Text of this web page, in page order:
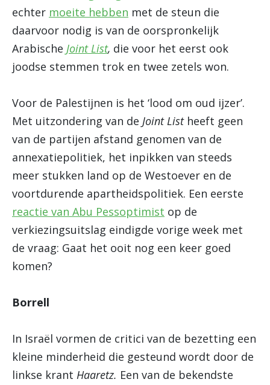
echter moeite hebben met de steun die
daarvoor nodig is van de oorspronkelijk
Arabische Joint List, die voor het eerst ook
joodse stemmen trok en twee zetels won.
Voor de Palestijnen is het ‘lood om oud ijzer’.
Met uitzondering van de Joint Listheeft geen
van de partijen afstand genomen van de
annexatiepolitiek, het inpikken van steeds
meer stukken land op de Westoever en de
voortdurende apartheidspolitiek. Een eerste
reactie van Abu Pessoptimist op de
verkiezingsuitslag eindigde vorige week met
de vraag: Gaat het ooit nog een keer goed
komen?
Borrell
In Israël vormen de critici van de bezetting een
kleine minderheid die gesteund wordt door de
linkse krant Haaretz. Een van de bekendste